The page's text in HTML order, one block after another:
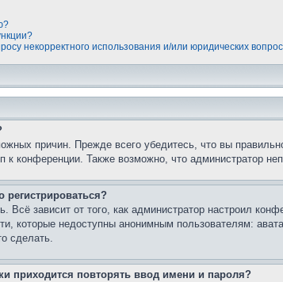
некорректного использования и/или юридических
причин. Прежде всего убедитесь, что вы
к конференции. Также возможно, что администратор
Всё зависит от того, как администратор настроил
которые недоступны анонимным пользователям:
сделать.
приходится повторять ввод имени и пароля?